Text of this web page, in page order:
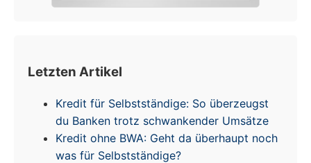
Letzten Artikel
Kredit für Selbstständige: So überzeugst
du Banken trotz schwankender Umsätze
Kredit ohne BWA: Geht da überhaupt noch
was für Selbstständige?